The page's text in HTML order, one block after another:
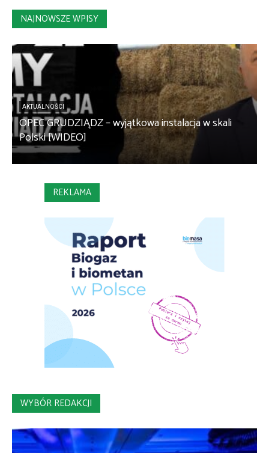
NAJNOWSZE WPISY
AKTUALNOŚCI
OPEC GRUDZIĄDZ – wyjątkowa instalacja w skali
Polski [WIDEO]
REKLAMA
WYBÓR REDAKCJI